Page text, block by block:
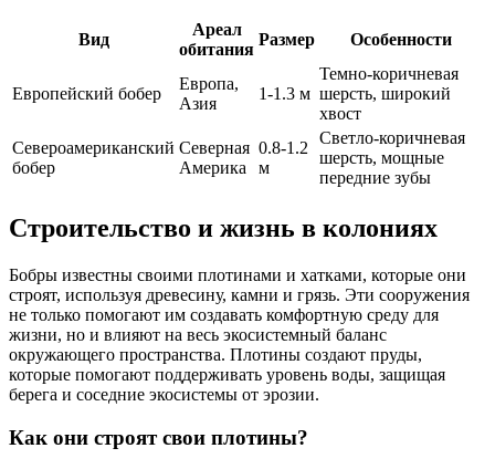
Вид
Ареал
обитания
Размер Особенности
Европейский бобер
Европа,
Азия
1-1.3 м
Темно-коричневая
шерсть, широкий
хвост
Североамериканский
бобер
Северная
Америка
0.8-1.2
м
Светло-коричневая
шерсть, мощные
передние зубы
Строительство и жизнь в колониях
Бобры известны своими плотинами и хатками, которые они
строят, используя древесину, камни и грязь. Эти сооружения
не только помогают им создавать комфортную среду для
жизни, но и влияют на весь экосистемный баланс
окружающего пространства. Плотины создают пруды,
которые помогают поддерживать уровень воды, защищая
берега и соседние экосистемы от эрозии.
Как они строят свои плотины?